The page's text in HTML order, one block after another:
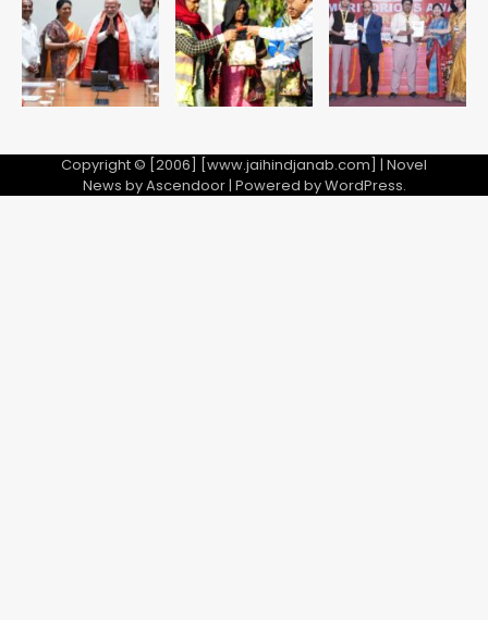
5
Avinash Kumar
Copyright © [2006] [www.jaihindjanab.com] | Novel
News byAscendoor| Powered byWordPress.